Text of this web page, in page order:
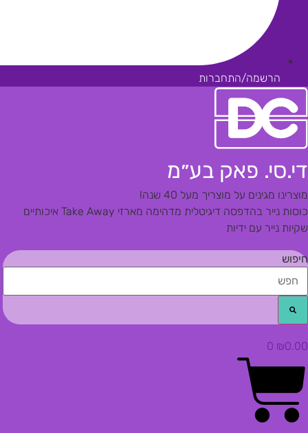
הרשמה/התחברות
די.סי. פאק בע״מ
מוצרינו מגינים על מוצריך מעל 40 שנה!
כוסות נייר בהדפסה דיגיטלית מדהימה מארזי Take Away איכותיים
שקיות נייר עם ידיות
חיפוש
₪0.00
0